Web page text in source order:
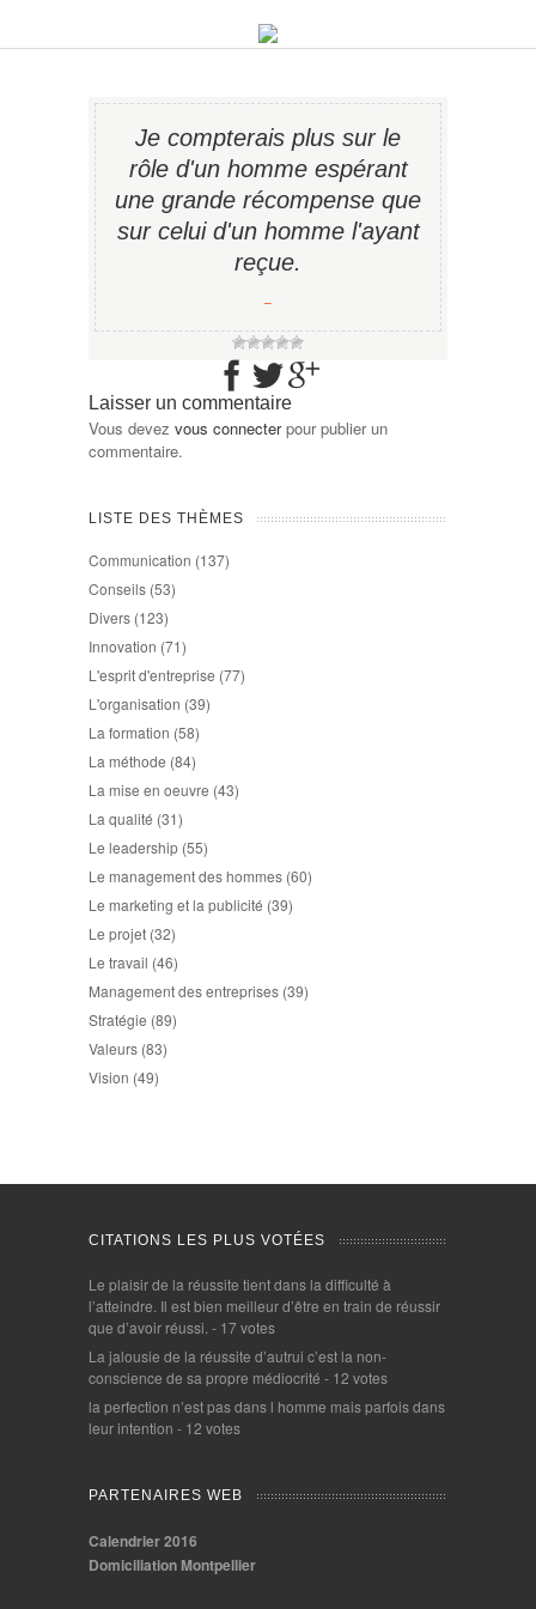
Je compterais plus sur le
rôle d'un homme espérant
une grande récompense que
sur celui d'un homme l'ayant
reçue.
−
Laisser un commentaire
Vous devez vous connecterpour publier un
commentaire.
LISTE DES THÈMES
Communication (137)
Conseils (53)
Divers (123)
Innovation (71)
L'esprit d'entreprise (77)
L'organisation (39)
La formation (58)
La méthode (84)
La mise en oeuvre (43)
La qualité (31)
Le leadership (55)
Le management des hommes (60)
Le marketing et la publicité (39)
Le projet (32)
Le travail (46)
Management des entreprises (39)
Stratégie (89)
Valeurs (83)
Vision (49)
CITATIONS LES PLUS VOTÉES
Le plaisir de la réussite tient dans la difficulté à
l’atteindre. Il est bien meilleur d’être en train de réussir
que d’avoir réussi. - 17 votes
La jalousie de la réussite d’autrui c’est la non-
conscience de sa propre médiocrité - 12 votes
la perfection n’est pas dans l homme mais parfois dans
leur intention - 12 votes
PARTENAIRES WEB
Calendrier 2016
Domiciliation Montpellier